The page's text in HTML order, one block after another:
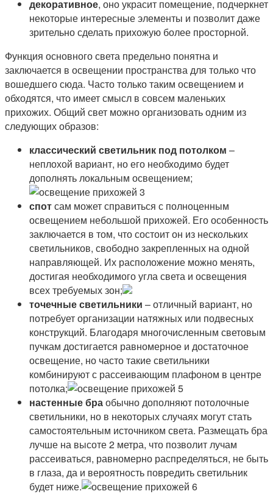
декоративное, оно украсит помещение, подчеркнет
некоторые интересные элементы и позволит даже
зрительно сделать прихожую более просторной.
Функция основного света предельно понятна и
заключается в освещении пространства для только что
вошедшего сюда. Часто только таким освещением и
обходятся, что имеет смысл в совсем маленьких
прихожих. Общий свет можно организовать одним из
следующих образов:
классический светильник под потолком –
неплохой вариант, но его необходимо будет
дополнять локальным освещением;
спотсам может справиться с полноценным
освещением небольшой прихожей. Его особенность
заключается в том, что состоит он из нескольких
светильников, свободно закрепленных на одной
направляющей. Их расположение можно менять,
достигая необходимого угла света и освещения
всех требуемых зон;
точечные светильники – отличный вариант, но
потребует организации натяжных или подвесных
конструкций. Благодаря многочисленным световым
пучкам достигается равномерное и достаточное
освещение, но часто такие светильники
комбинируют с рассеивающим плафоном в центре
потолка;
настенные браобычно дополняют потолочные
светильники, но в некоторых случаях могут стать
самостоятельным источником света. Размещать бра
лучше на высоте 2 метра, что позволит лучам
рассеиваться, равномерно распределяться, не быть
в глаза, да и вероятность повредить светильник
будет ниже.